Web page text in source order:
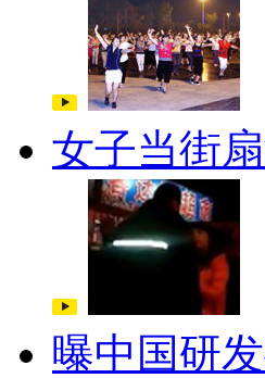
女子当街
曝中国研